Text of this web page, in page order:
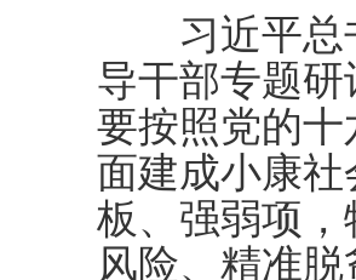
习近平总书
导干部专题
要按照党的
面建成小康
板、强弱项
风险、精准